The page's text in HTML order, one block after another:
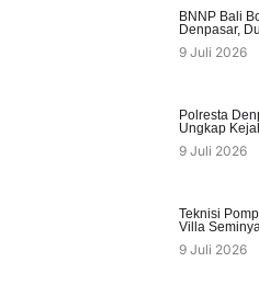
BNNP Bali
Denpasar,
9 Juli 2026
Polresta
Ungkap
9 Juli 2026
Teknisi
Villa
9 Juli 2026